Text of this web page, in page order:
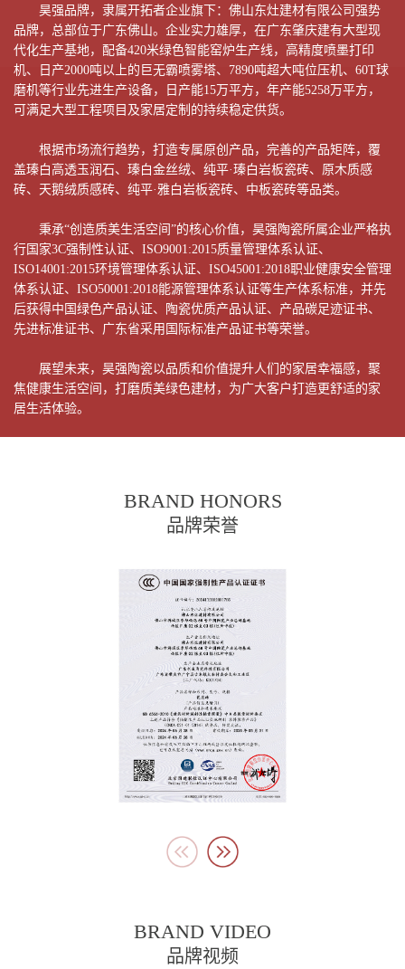
品牌，总部位于广东佛山。企业实力雄厚，在广东肇庆建有大型现
代化生产基地，配备420米绿色智能窑炉生产线，高精度喷墨打印
机、日产2000吨以上的巨无霸喷雾塔、7890吨超大吨位压机、60T球
磨机等行业先进生产设备，日产能15万平方，年产能5258万平方，
可满足大型工程项目及家居定制的持续稳定供货。
盖瑧白高透玉润石、瑧白金丝绒、纯平·瑧白岩板瓷砖、原木质感
砖、天鹅绒质感砖、纯平·雅白岩板瓷砖、中板瓷砖等品类。
行国家3C强制性认证、ISO9001:2015质量管理体系认证、
ISO14001:2015环境管理体系认证、ISO45001:2018职业健康安全管理
体系认证、ISO50001:2018能源管理体系认证等生产体系标准，并先
后获得中国绿色产品认证、陶瓷优质产品认证、产品碳足迹证书、
先进标准证书、广东省采用国际标准产品证书等荣誉。
焦健康生活空间，打磨质美绿色建材，为广大客户打造更舒适的家
BRAND HONORS
品牌荣誉
BRAND VIDEO
品牌视频